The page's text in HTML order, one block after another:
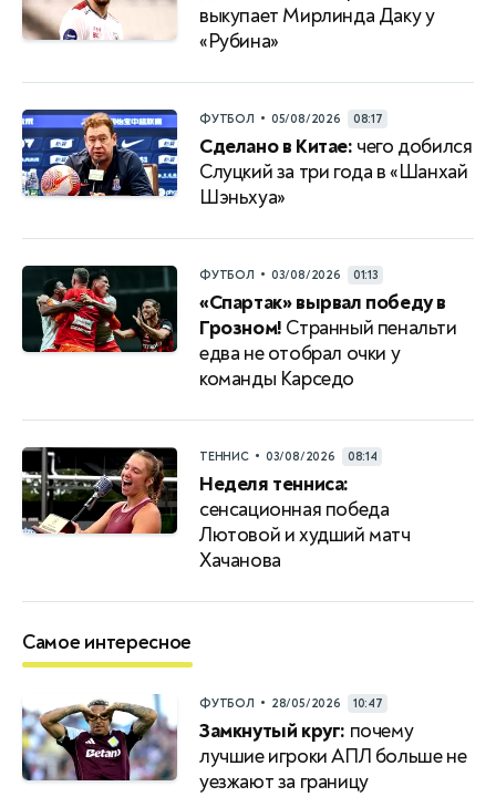
выкупает Мирлинда Даку у
«Рубина»
ФУТБОЛ • 05/08/2026 08:17
Сделано в Китае: чего добился
Слуцкий за три года в «Шанхай
Шэньхуа»
ФУТБОЛ • 03/08/2026 01:13
«Спартак» вырвал победу в
Грозном! Странный пенальти
едва не отобрал очки у
команды Карседо
ТЕННИС • 03/08/2026 08:14
Неделя тенниса:
сенсационная победа
Лютовой и худший матч
Хачанова
Самое интересное
ФУТБОЛ • 28/05/2026 10:47
Замкнутый круг: почему
лучшие игроки АПЛ больше не
уезжают за границу